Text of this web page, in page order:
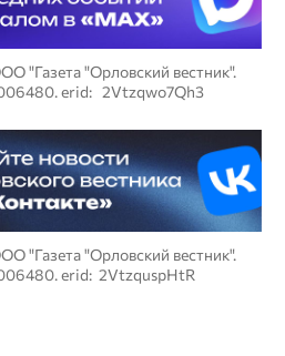
"Газета "Орловский вестник".
erid: 2Vtzqwo7Qh3
"Газета "Орловский вестник".
erid: 2VtzquspHtR